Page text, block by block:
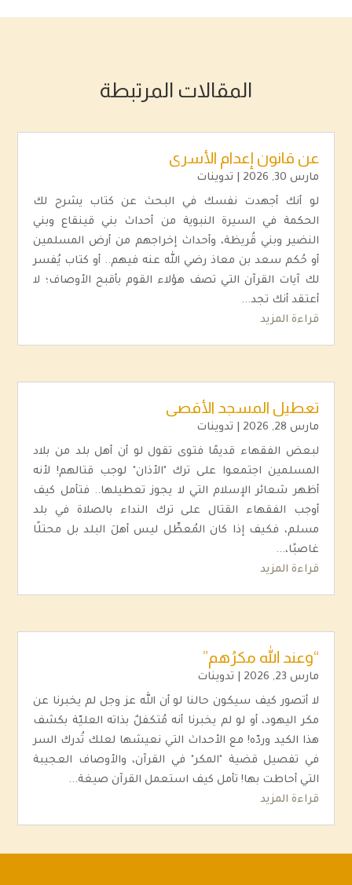
المقالات المرتبطة
عن قانون إعدام الأسرى
مارس 30, 2026 تدوينات
لو أنك أجهدت نفسك في البحث عن كتاب يشرح لك
الحكمة في السيرة النبوية من أحداث بني قينقاع وبني
النضير وبني قُريظة، وأحداث إخراجهم من أرض المسلمين
أو حُكم سعد بن معاذ رضي الله عنه فيهم.. أو كتاب يُفسر
لك آيات القرآن التي تصف هؤلاء القوم بأقبح الأوصاف؛ لا
أعتقد أنك تجد...
قراءة المزيد
تعطيل المسجد الأقصى
مارس 28, 2026 تدوينات
لبعض الفقهاء قديمًا فتوى تقول لو أن أهل بلد من بلاد
المسلمين اجتمعوا على ترك "الأذان" لوجب قتالهم! لأنه
أظهر شعائر الإسلام التي لا يجوز تعطيلها.. فتأمل كيف
أوجب الفقهاء القتال على ترك النداء بالصلاة في بلد
مسلم، فكيف إذا كان المُعطِّل ليس أهلَ البلد بل محتلًا
غاصبًا،...
قراءة المزيد
“وعند الله مكرُهم”
مارس 23, 2026 تدوينات
لا أتصور كيف سيكون حالنا لو أن الله عز وجل لم يخبرنا عن
مكر اليهود، أو لو لم يخبرنا أنه مُتكفلٌ بذاته العليّة بكشف
هذا الكيد وردّه! مع الأحداث التي نعيشها لعلك تُدرك السر
في تفصيل قضية "المكر" في القرآن، والأوصاف العجيبة
التي أحاطت بها! تأمل كيف استعمل القرآن صيغة...
قراءة المزيد